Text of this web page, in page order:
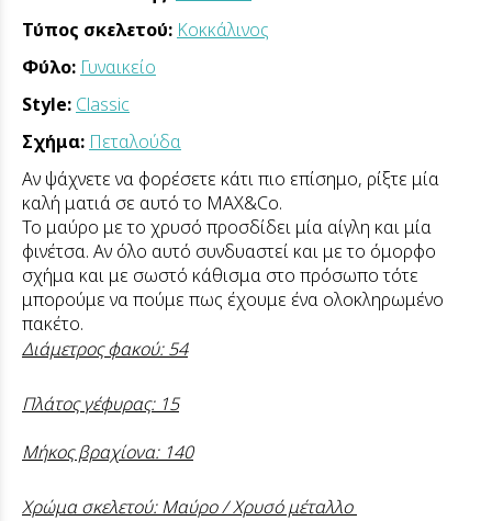
Τύπος σκελετού: Κοκκάλινος
Φύλο: Γυναικείο
Style: Classic
Σχήμα: Πεταλούδα
Αν ψάχνετε να φορέσετε κάτι πιο επίσημο, ρίξτε μία
καλή ματιά σε αυτό το MAX&Co.
Το μαύρο με το χρυσό προσδίδει μία αίγλη και μία
φινέτσα. Αν όλο αυτό συνδυαστεί και με το όμορφο
σχήμα και με σωστό κάθισμα στο πρόσωπο τότε
μπορούμε να πούμε πως έχουμε ένα ολοκληρωμένο
πακέτο.
Διάμετρος φακού: 54
Πλάτος γέφυρας: 15
Μήκος βραχίονα: 140
Χρώμα σκελετού: Μαύρο / Χρυσό μέταλλο